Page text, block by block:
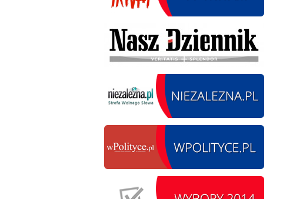
12 czytaj więcej
13
Pojazdów
zabytkowych. Wieluń
Ożarów
czytaj więcej
14.08.2026 r. - Dzień